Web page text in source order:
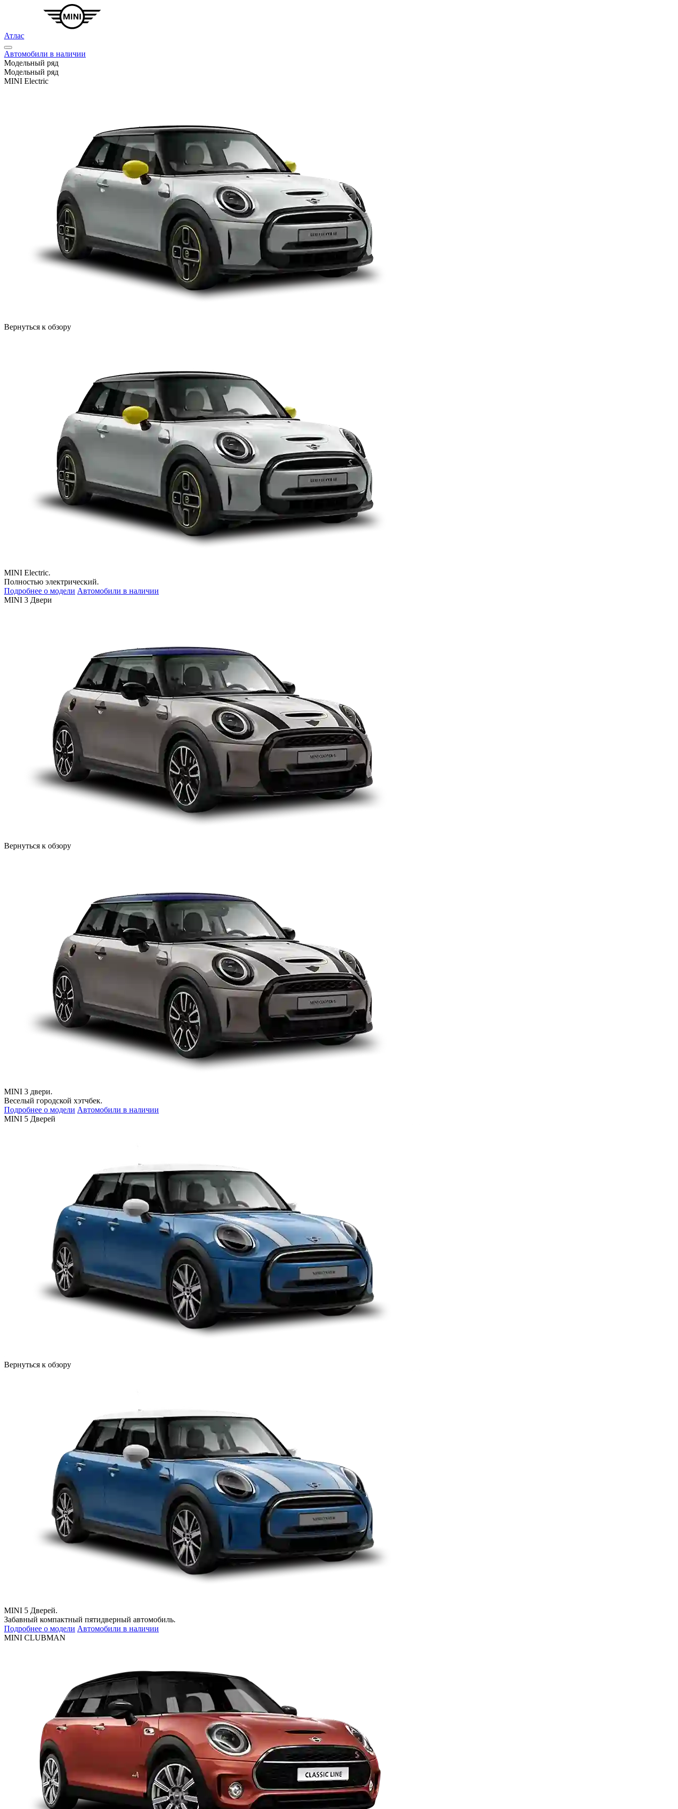
Атлас
Автомобили в наличии
Модельный ряд
Модельный ряд
MINI Electric
Вернуться к обзору
MINI Electric.
Полностью электрический.
Подробнее о модели Автомобили в наличии
MINI 3 Двери
Вернуться к обзору
MINI 3 двери.
Веселый городской хэтчбек.
Подробнее о модели Автомобили в наличии
MINI 5 Дверей
Вернуться к обзору
MINI 5 Дверей.
Забавный компактный пятидверный автомобиль.
Подробнее о модели Автомобили в наличии
MINI CLUBMAN